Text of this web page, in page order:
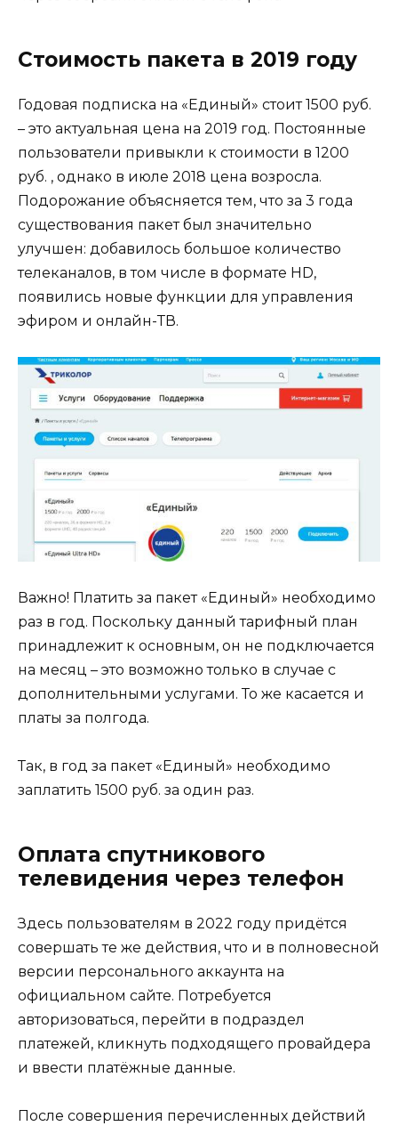
Стоимость пакета в 2019 году
Годовая подписка на «Единый» стоит 1500 руб.
– это актуальная цена на 2019 год. Постоянные
пользователи привыкли к стоимости в 1200
руб. , однако в июле 2018 цена возросла.
Подорожание объясняется тем, что за 3 года
существования пакет был значительно
улучшен: добавилось большое количество
телеканалов, в том числе в формате HD,
появились новые функции для управления
эфиром и онлайн-ТВ.
Важно! Платить за пакет «Единый» необходимо
раз в год. Поскольку данный тарифный план
принадлежит к основным, он не подключается
на месяц – это возможно только в случае с
дополнительными услугами. То же касается и
платы за полгода.
Так, в год за пакет «Единый» необходимо
заплатить 1500 руб. за один раз.
Оплата спутникового
телевидения через телефон
Здесь пользователям в 2022 году придётся
совершать те же действия, что и в полновесной
версии персонального аккаунта на
официальном сайте. Потребуется
авторизоваться, перейти в подраздел
платежей, кликнуть подходящего провайдера
и ввести платёжные данные.
После совершения перечисленных действий